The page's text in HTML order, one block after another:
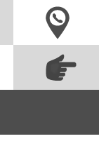
Nous contacter
Commandez
directement à partir
des références